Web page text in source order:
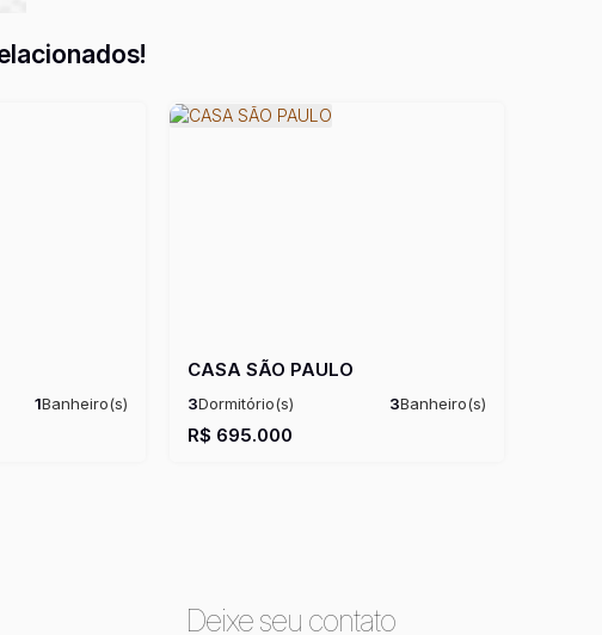
1Banheiro(s)
CASA SÃO PAULO
R$ 695.000
3Dormitório(s) 3Banheiro(s)
Privativo: 131m²
Útil: 131m²
Deixe seu contato